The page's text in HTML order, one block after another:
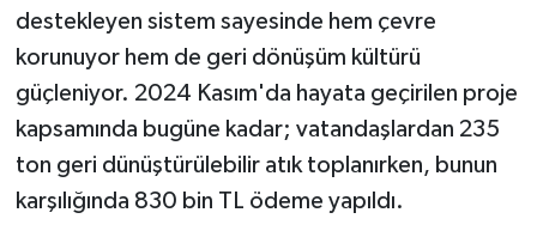
destekleyen sistem sayesinde hem çevre
korunuyor hem de geri dönüşüm kültürü
güçleniyor. 2024 Kasım'da hayata geçirilen proje
kapsamında bugüne kadar; vatandaşlardan 235
ton geri dünüştürülebilir atık toplanırken, bunun
karşılığında 830 bin TL ödeme yapıldı.